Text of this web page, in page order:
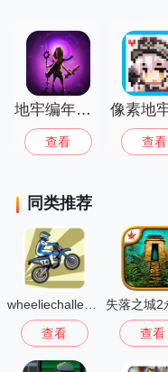
地牢编年史汉化版
查看 查看
同类推荐
查看 查看